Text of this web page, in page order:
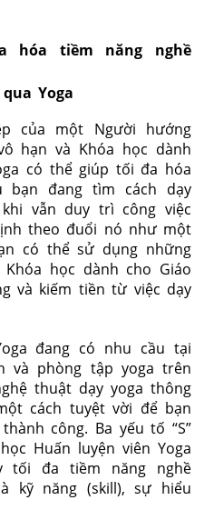
hóa tiềm năng nghề
Yoga
của một Người hướng
hạn và Khóa học dành
có thể giúp tối đa hóa
bạn đang tìm cách dạy
vẫn duy trì công việc
theo đuổi nó như một
có thể sử dụng những
học dành cho Giáo
và kiếm tiền từ việc dạy
đang có nhu cầu tại
và phòng tập yoga trên
thuật dạy yoga thông
cách tuyệt vời để bạn
công. Ba yếu tố “S”
Huấn luyện viên Yoga
tối đa tiềm năng nghề
kỹ năng (skill), sự hiểu